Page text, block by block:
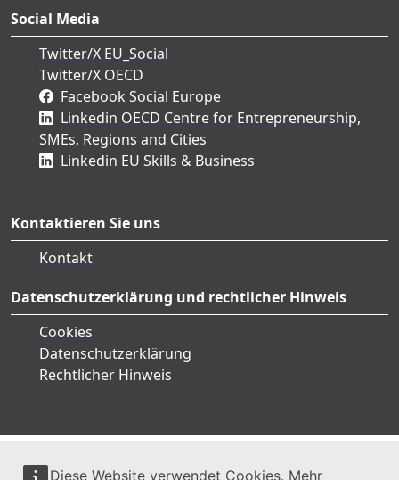
Diese Website verwendet Cookies. Mehr
Social Media
Twitter/X EU_Social
Twitter/X OECD
Facebook Social Europe
Linkedin OECD Centre for Entrepreneurship,
SMEs, Regions and Cities
Linkedin EU Skills & Business
Kontaktieren Sie uns
Kontakt
Datenschutzerklärung und rechtlicher Hinweis
Cookies
Datenschutzerklärung
Rechtlicher Hinweis